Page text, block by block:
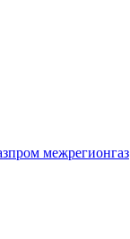
межрегионгаз